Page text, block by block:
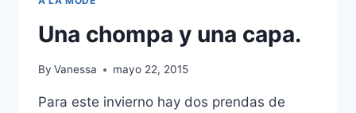
Una chompa y una capa.
By Vanessa mayo 22, 2015
Para este invierno hay dos prendas de